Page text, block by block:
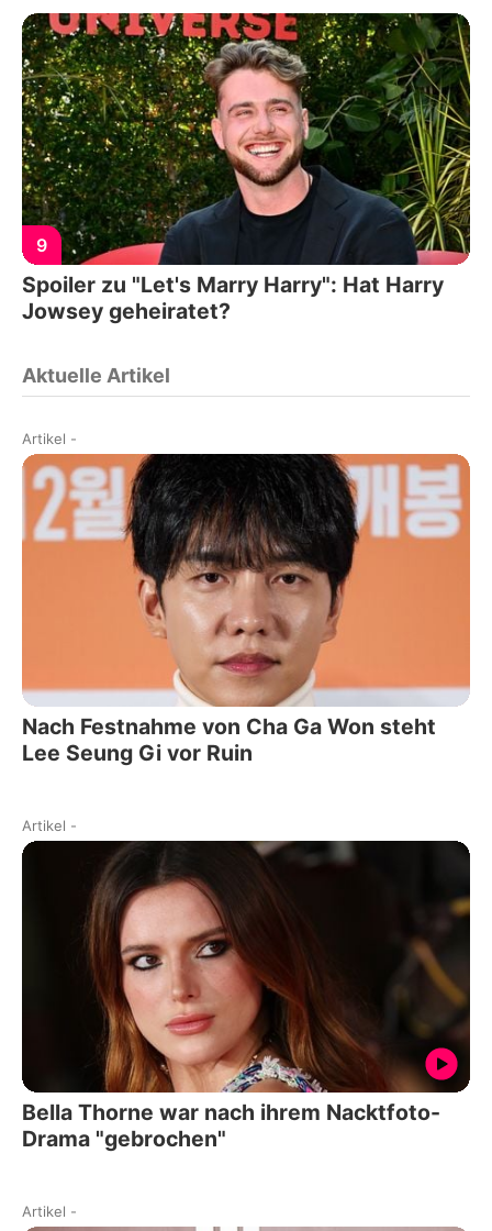
9
Spoiler zu "Let's Marry Harry": Hat Harry
Jowsey geheiratet?
Aktuelle Artikel
Artikel -
Nach Festnahme von Cha Ga Won steht
Lee Seung Gi vor Ruin
Artikel -
Bella Thorne war nach ihrem Nacktfoto-
Drama "gebrochen"
Artikel -